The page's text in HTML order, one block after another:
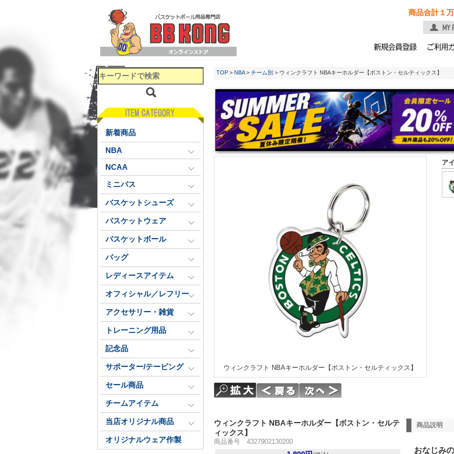
商品合計１
新着商品
NBA
NCAA
ミニバス
バスケットシューズ
バスケットウェア
バスケットボール
バッグ
レディースアイテム
オフィシャル／レフリー
アクセサリー・雑貨
トレーニング用品
記念品
サポーター/テーピング
セール商品
チームアイテム
当店オリジナル商品
オリジナルウェア作製
TOP > NBA> チーム別 > ウィンクラフト NBAキーホルダー【ボストン・セルティックス】
ア
ウィンクラフト NBAキーホルダー【ボストン・セルティックス】
商品説明
おなじみ
ウィンクラフト NBAキーホルダー【ボストン・セルテ
ィックス】
商品番号 4327902130200